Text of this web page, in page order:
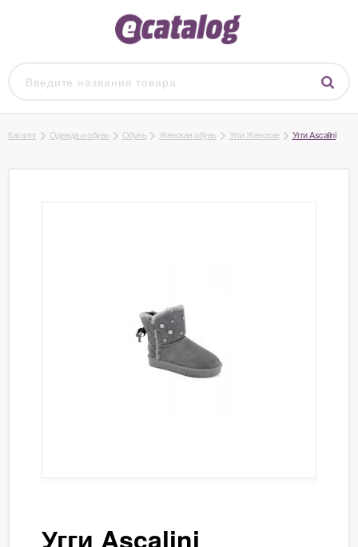
Каталог Одежда и обувь Обувь Женская обувь Угги Женские Угги Ascalini
Угги Ascalini